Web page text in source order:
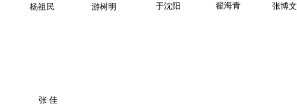
张 佳
杨祖民 游树明 于沈阳 翟海青 张博文